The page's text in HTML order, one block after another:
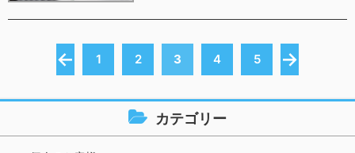
← 1 2 3 4 5 →
カテゴリー